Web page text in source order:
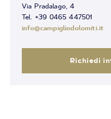
Via Pradalago, 4
Tel. +39 0465 447501
info@campigliodolomiti.it
Richiedi